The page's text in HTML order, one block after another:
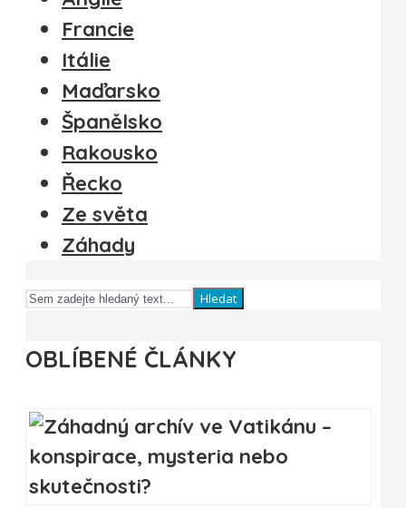
Francie
Itálie
Maďarsko
Španělsko
Rakousko
Řecko
Ze světa
Záhady
Hledat
OBLÍBENÉ ČLÁNKY